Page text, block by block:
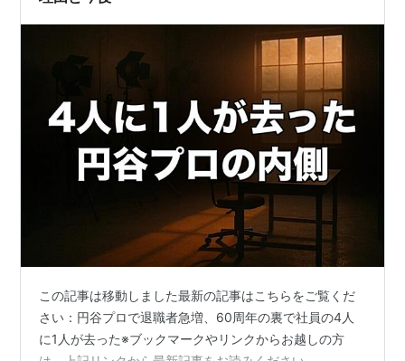
この記事は移動しました最新の記事はこちらをご覧くだ
さい：円谷プロで退職者急増、60周年の裏で社員の4人
に1人が去った※ブックマークやリンクからお越しの方